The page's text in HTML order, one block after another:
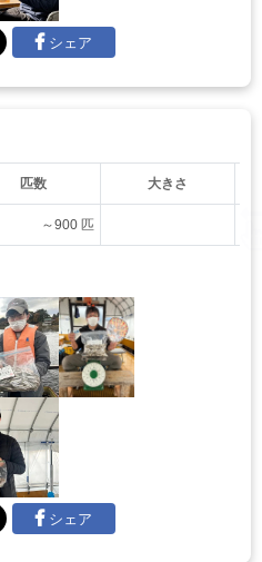
シェア
匹数 大きさ
～900 匹
シェア